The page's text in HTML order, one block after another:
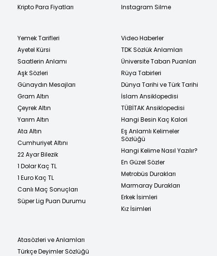
Kripto Para Fiyatları
Instagram Silme
Yemek Tarifleri
Ayetel Kürsi
Saatlerin Anlamı
Aşk Sözleri
Günaydın Mesajları
Gram Altın
Çeyrek Altın
Yarım Altın
Ata Altın
Cumhuriyet Altını
22 Ayar Bilezik
1 Dolar Kaç TL
1 Euro Kaç TL
Canlı Maç Sonuçları
Süper Lig Puan Durumu
Video Haberler
TDK Sözlük Anlamları
Üniversite Taban Puanları
Rüya Tabirleri
Dünya Tarihi ve Türk Tarihi
İslam Ansiklopedisi
TÜBİTAK Ansiklopedisi
Hangi Besin Kaç Kalori
Eş Anlamlı Kelimeler
Sözlüğü
Hangi Kelime Nasıl Yazılır?
En Güzel Sözler
Metrobüs Durakları
Marmaray Durakları
Erkek İsimleri
Kız İsimleri
Atasözleri ve Anlamları
Türkçe Deyimler Sözlüğü